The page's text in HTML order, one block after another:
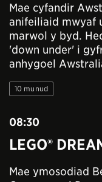
Mae cyfandir
anifeiliaid mwyaf
marwol y byd.
'down under' i
anhygoel
10 munud
08:30
LEGO®
Mae ymosodiad